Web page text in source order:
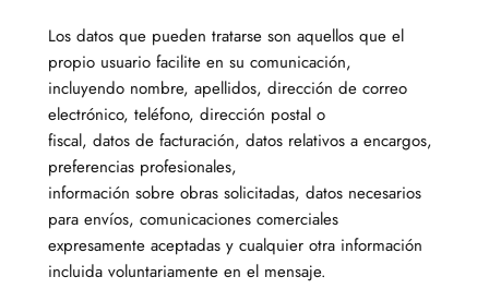
Los datos que pueden tratarse son aquellos que el
propio usuario facilite en su comunicación,
incluyendo nombre, apellidos, dirección de correo
electrónico, teléfono, dirección postal o
fiscal, datos de facturación, datos relativos a encargos,
preferencias profesionales,
información sobre obras solicitadas, datos necesarios
para envíos, comunicaciones comerciales
expresamente aceptadas y cualquier otra información
incluida voluntariamente en el mensaje.